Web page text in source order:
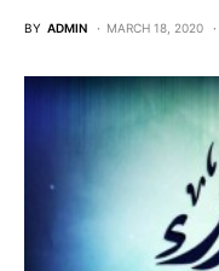
BY ADMIN MARCH 18, 2020